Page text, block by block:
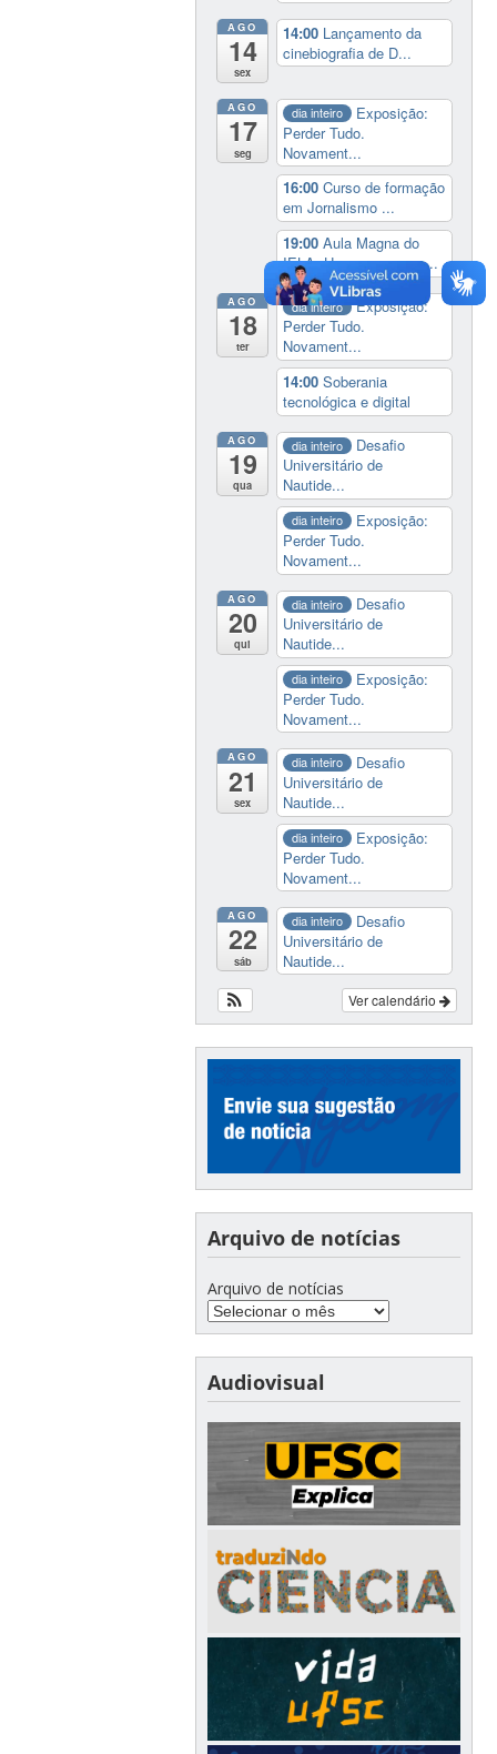
AGO
14
sex
14:00 Lançamento da
cinebiografia de D...
AGO
17
seg
dia inteiro
Exposição:
Perder Tudo.
Novament...
16:00Curso de formação
em Jornalismo ...
19:00Aula Magna do
IELA: Homenagem ao...
AGO
18
ter
dia inteiro
Exposição:
Perder Tudo.
Novament...
14:00Soberania
tecnológica e digital
AGO
19
qua
dia inteiro
Desafio
Universitário de
Nautide...
dia inteiro
Exposição:
Perder Tudo.
Novament...
AGO
20
qui
dia inteiro
Desafio
Universitário de
Nautide...
dia inteiro
Exposição:
Perder Tudo.
Novament...
AGO
21
sex
dia inteiro
Desafio
Universitário de
Nautide...
dia inteiro
Exposição:
Perder Tudo.
Novament...
AGO
22
sáb
dia inteiro
Desafio
Universitário de
Nautide...
Ver calendário
Arquivo de notícias
Arquivo de notícias
Audiovisual